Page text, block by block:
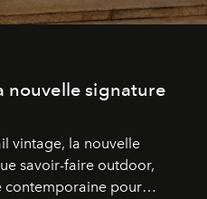
nouvelle signature
vintage, la nouvelle
savoir-faire outdoor,
contemporaine pour